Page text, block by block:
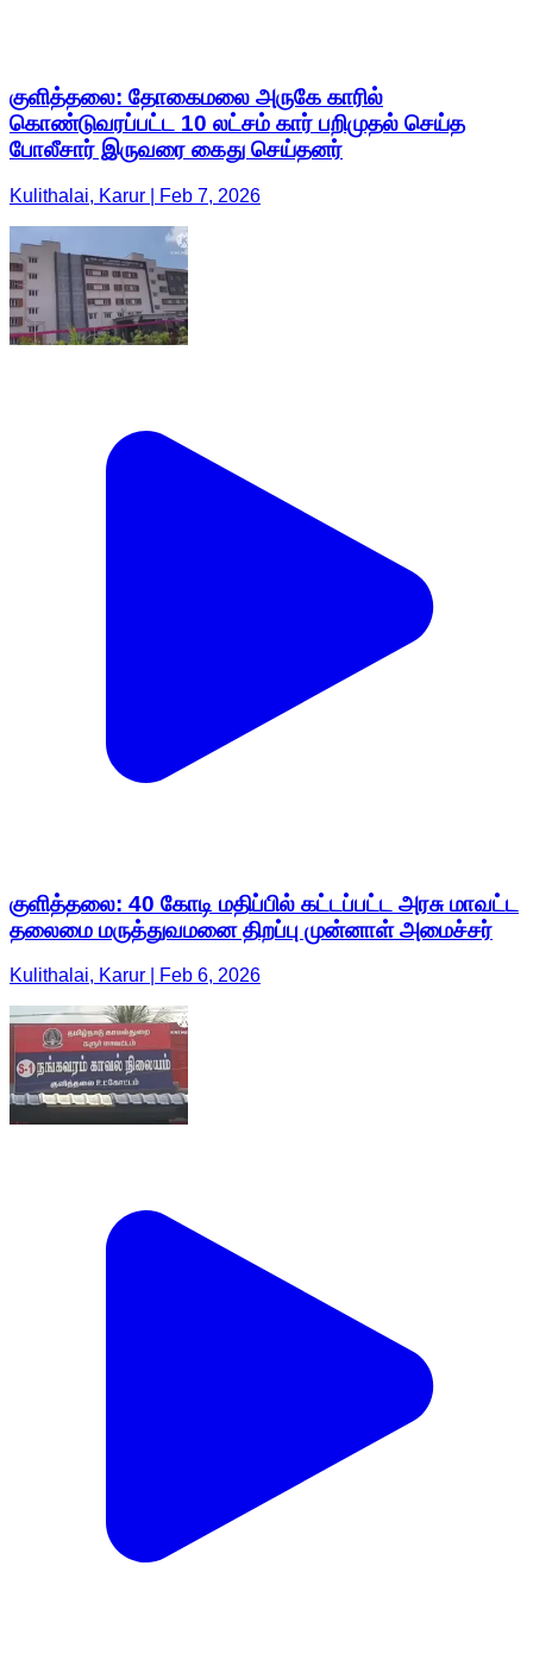
குளித்தலை: தோகைமலை அருகே காரில்
கொண்டுவரப்பட்ட 10 லட்சம் கார் பறிமுதல் செய்த
போலீசார் இருவரை கைது செய்தனர்
Kulithalai, Karur | Feb 7, 2026
குளித்தலை: 40 கோடி மதிப்பில் கட்டப்பட்ட அரசு மாவட்ட
தலைமை மருத்துவமனை திறப்பு முன்னாள் அமைச்சர்
Kulithalai, Karur | Feb 6, 2026